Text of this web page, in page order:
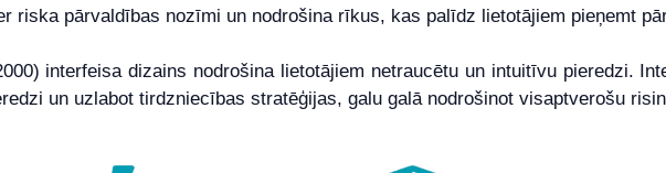
riska pārvaldības nozīmi un nodrošina rīkus, kas palīdz lietotājiem pieņemt
interfeisa dizains nodrošina lietotājiem netraucētu un intuitīvu pieredzi.
un uzlabot tirdzniecības stratēģijas, galu galā nodrošinot visaptverošu